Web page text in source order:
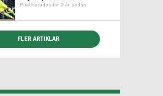
Publicerades för 2 år sedan
FLER ARTIKLAR